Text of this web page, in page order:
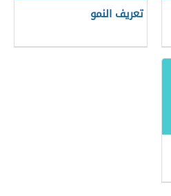
تعريف النمو